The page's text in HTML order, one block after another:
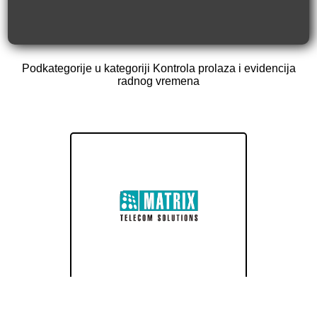
Podkategorije u kategoriji Kontrola prolaza i evidencija
radnog vremena